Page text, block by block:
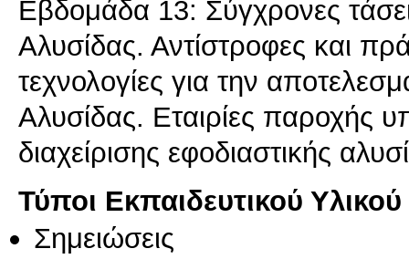
Εβδομάδα 13: Σύγχρονες
Αλυσίδας. Αντίστροφες και
τεχνολογίες για την
Αλυσίδας. Εταιρίες παροχής
Τύποι Εκπαιδευτικού Υλικού
Σημειώσεις